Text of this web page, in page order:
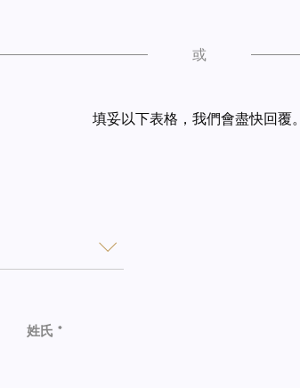
或
填妥以下表格，我們會盡快回覆。
姓氏 *